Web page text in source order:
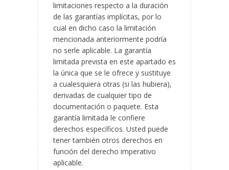
limitaciones respecto a la duración
de las garantías implícitas, por lo
cual en dicho caso la limitación
mencionada anteriormente podría
no serle aplicable. La garantía
limitada prevista en este apartado es
la única que se le ofrece y sustituye
a cualesquiera otras (si las hubiera),
derivadas de cualquier tipo de
documentación o paquete. Esta
garantía limitada le confiere
derechos específicos. Usted puede
tener también otros derechos en
función del derecho imperativo
aplicable.